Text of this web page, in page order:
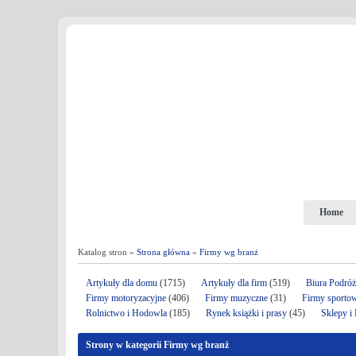
Home
Katalog stron » Strona główna » Firmy wg branż
Artykuły dla domu (1715) Artykuły dla firm (519)
Biura
Firmy motoryzacyjne (406) Firmy muzyczne (31)
Firmy
Rolnictwo i Hodowla (185) Rynek książki i prasy (45) Sklepy i
Strony w kategorii Firmy wg branż